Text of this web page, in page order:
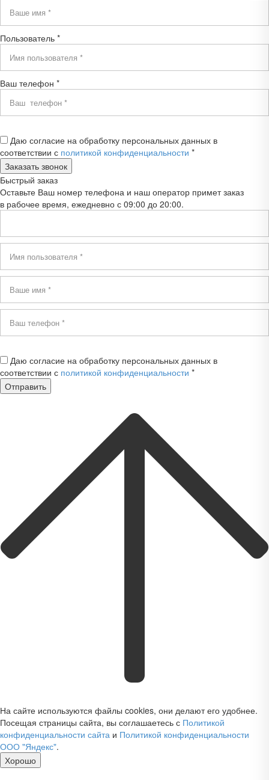
Пользователь *
Ваш телефон *
Даю согласие на обработку персональных данных в
соответствии с политикой конфиденциальности *
Быстрый заказ
Оставьте Ваш номер телефона и наш оператор примет заказ
в рабочее время, ежедневно с 09:00 до 20:00.
Даю согласие на обработку персональных данных в
соответствии с политикой конфиденциальности *
На сайте используются файлы cookies, они делают его удобнее.
Посещая страницы сайта, вы соглашаетесь с Политикой
конфиденциальности сайта и Политикой конфиденциальности
ООО "Яндекс".
Хорошо